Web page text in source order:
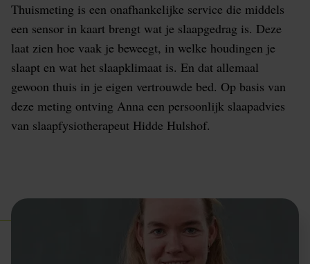
Thuismeting is een onafhankelijke service die middels
een sensor in kaart brengt wat je slaapgedrag is. Deze
laat zien hoe vaak je beweegt, in welke houdingen je
slaapt en wat het slaapklimaat is. En dat allemaal
gewoon thuis in je eigen vertrouwde bed. Op basis van
deze meting ontving Anna een persoonlijk slaapadvies
van slaapfysiotherapeut Hidde Hulshof.